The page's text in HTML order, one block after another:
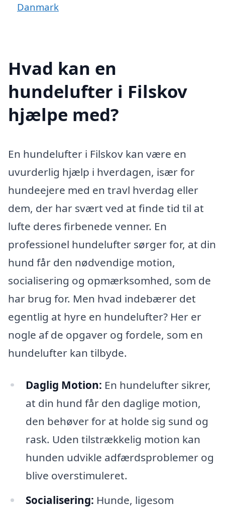
Danmark
Hvad kan en
hundelufter i Filskov
hjælpe med?
En hundelufter i Filskov kan være en
uvurderlig hjælp i hverdagen, især for
hundeejere med en travl hverdag eller
dem, der har svært ved at finde tid til at
lufte deres firbenede venner. En
professionel hundelufter sørger for, at din
hund får den nødvendige motion,
socialisering og opmærksomhed, som de
har brug for. Men hvad indebærer det
egentlig at hyre en hundelufter? Her er
nogle af de opgaver og fordele, som en
hundelufter kan tilbyde.
Daglig Motion: En hundelufter sikrer,
at din hund får den daglige motion,
den behøver for at holde sig sund og
rask. Uden tilstrækkelig motion kan
hunden udvikle adfærdsproblemer og
blive overstimuleret.
Socialisering: Hunde, ligesom